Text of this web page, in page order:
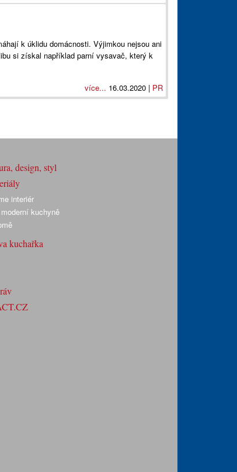
k úklidu domácnosti. Výjimkou nejsou ani
si získal například parní vysavač, který k
více... 16.03.2020 | PR
design, styl
interiér
kuchyně
kuchařka